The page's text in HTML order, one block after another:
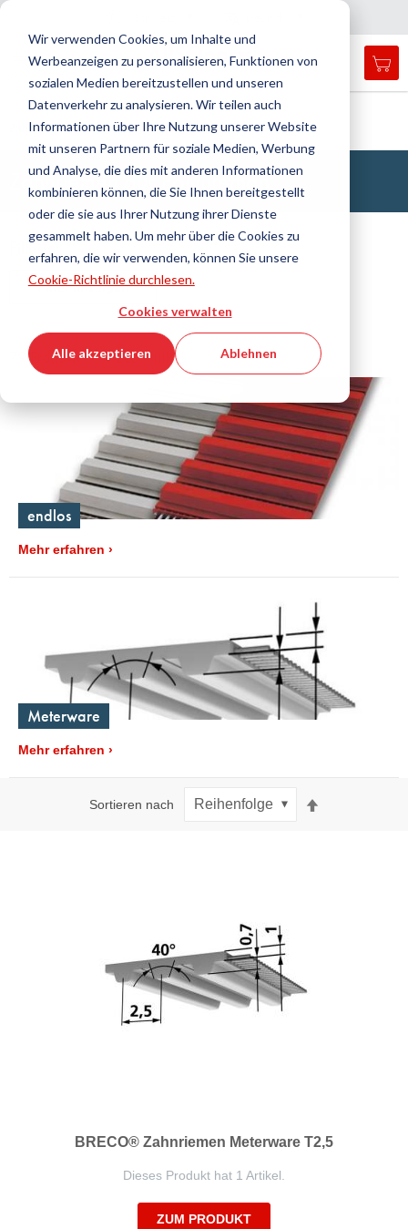
Wir verwenden Cookies, um Inhalte und
Werbeanzeigen zu personalisieren, Funktionen von
sozialen Medien bereitzustellen und unseren
Datenverkehr zu analysieren. Wir teilen auch
Informationen über Ihre Nutzung unserer Website
mit unseren Partnern für soziale Medien, Werbung
und Analyse, die dies mit anderen Informationen
kombinieren können, die Sie Ihnen bereitgestellt
oder die sie aus Ihrer Nutzung ihrer Dienste
gesammelt haben. Um mehr über die Cookies zu
erfahren, die wir verwenden, können Sie unsere
Cookie-Richtlinie durchlesen.
Cookies verwalten
Alle akzeptieren Ablehnen
umschalten
search
Suche
Startseite Antriebstechnik
Zahnriemen
Zahnriemen aus Polyurethan
Zahnriemen aus Polyurethan
Filtern
Filter anzeigen
79 Produkte / 4.225 Artikel
endlos
Mehr erfahren
Meterware
Mehr erfahren
Sortieren nach
BRECO® Zahnriemen Meterware T2,5
Dieses Produkt hat 1 Artikel.
ZUM PRODUKT